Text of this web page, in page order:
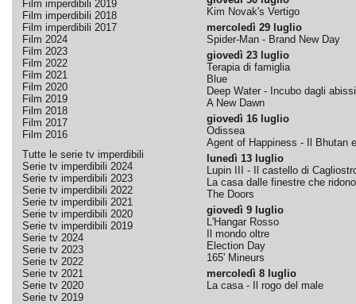
Film imperdibili 2019
Film imperdibili 2018
Film imperdibili 2017
Film 2024
Film 2023
Film 2022
Film 2021
Film 2020
Film 2019
Film 2018
Film 2017
Film 2016
Tutte le serie tv imperdibili
Serie tv imperdibili 2024
Serie tv imperdibili 2023
Serie tv imperdibili 2022
Serie tv imperdibili 2021
Serie tv imperdibili 2020
Serie tv imperdibili 2019
Serie tv 2024
Serie tv 2023
Serie tv 2022
Serie tv 2021
Serie tv 2020
Serie tv 2019
Kim Novak's Vertigo
mercoledì 29 luglio
Spider-Man - Brand New Day
giovedì 23 luglio
Terapia di famiglia
Blue
Deep Water - Incubo dagli abissi
A New Dawn
giovedì 16 luglio
Odissea
Agent of Happiness - Il Bhutan
lunedì 13 luglio
Lupin III - Il castello di
La casa dalle finestre che ridono
The Doors
giovedì 9 luglio
L'Hangar Rosso
Il mondo oltre
Election Day
165' Mineurs
mercoledì 8 luglio
La casa - Il rogo del male